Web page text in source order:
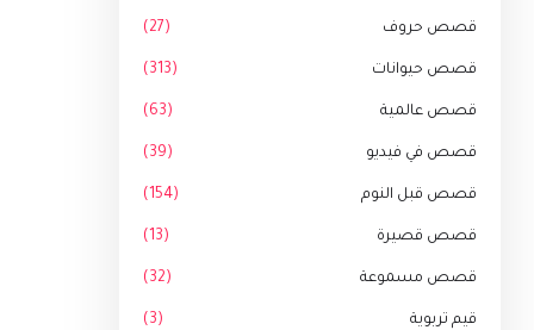
قصص حروف (27)
قصص حيوانات (313)
قصص عالمية (63)
قصص في فيديو (39)
قصص قبل النوم (154)
قصص قصيرة (13)
قصص مسموعة (32)
قيم تربوية (3)